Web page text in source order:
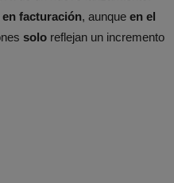
facturación, aunque en el
solo reflejan un incremento